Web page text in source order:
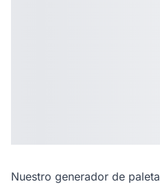
Nuestro generador de